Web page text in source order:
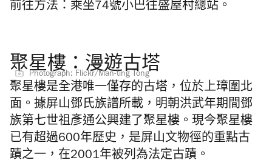
前往方法：乘坐74號小巴往盛屋村總站。
聚星樓：漫遊古塔
Photograph: Flickr/Man-ting Tong
聚星樓是全港唯一僅存的古塔，位於上璋圍北
面。 據屏山鄧氏族譜所載，明朝洪武年期間鄧
族第七世祖彥通公興建了聚星樓。現今聚星樓
已有超過600年歷史，是屏山文物徑的重點古
蹟之一，在2001年被列為法定古蹟。